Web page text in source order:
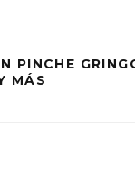
PINCHE
MÁS